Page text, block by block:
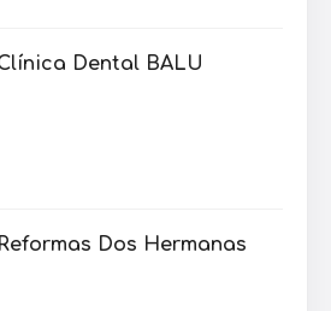
Dental BALU
Reformas Dos Hermanas